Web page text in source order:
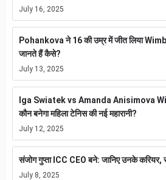
July 16, 2025
Pohankova ने 16 की उम्र में जीत लिया
जानते हैं कैसे?
July 13, 2025
Iga Swiatek vs Amanda Anisimova
कौन बनेगा महिला टेनिस की नई महारानी?
July 12, 2025
संजोग गुप्ता ICC CEO बने: जानिए उनके करियर,
July 8, 2025